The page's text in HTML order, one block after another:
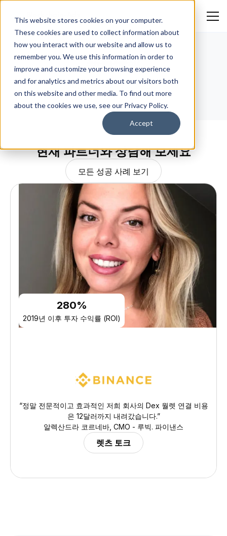
This website stores cookies on your computer.
These cookies are used to collect information about
how you interact with our website and allow us to
remember you. We use this information in order to
improve and customize your browsing experience
and for analytics and metrics about our visitors both
on this website and other media. To find out more
about the cookies we use, see our Privacy Policy.
Accept
新着情報
項目が見つかりません。
현재 파트너와 상담해 보세요
모든 성공 사례 보기
280%
2019년 이후 투자 수익률 (ROI)
“정말 전문적이고 효과적인 저희 회사의 Dex 월렛 연결 비용
은 12달러까지 내려갔습니다.”
알렉산드라 코르네바, CMO - 루빅. 파이낸스
렛츠 토크